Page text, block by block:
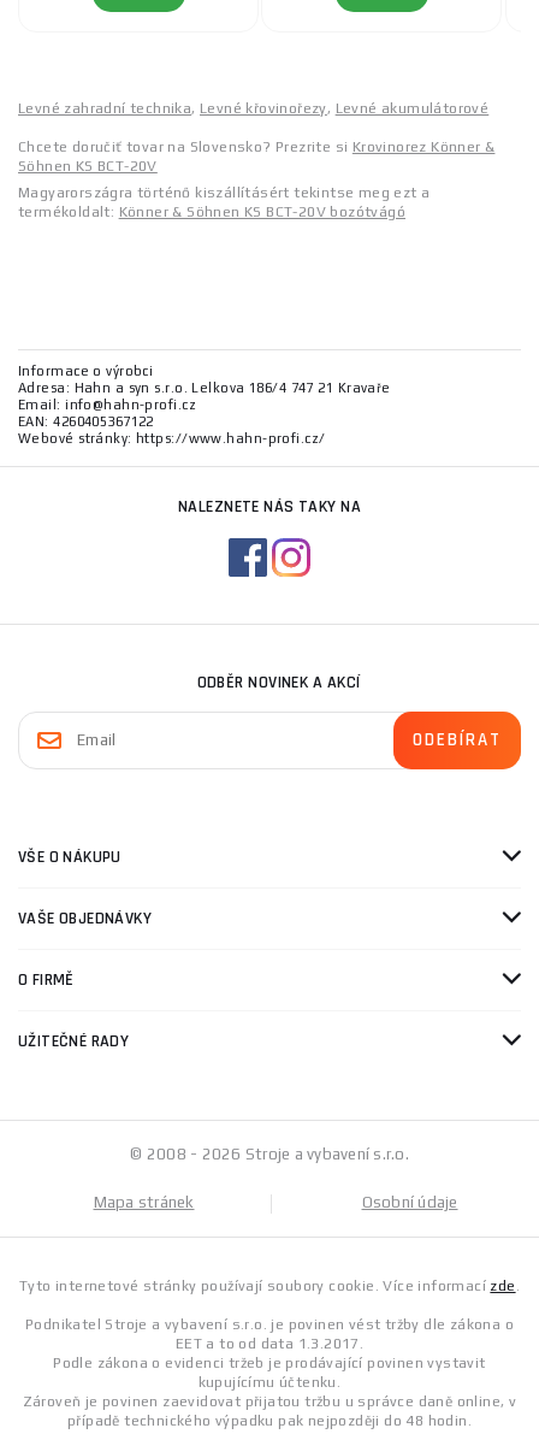
Levné zahradní technika, Levné křovinořezy, Levné akumulátorové
Chcete doručiť tovar na Slovensko? Prezrite si Krovinorez Könner &
Söhnen KS BCT-20V
Magyarországra történő kiszállításért tekintse meg ezt a
termékoldalt: Könner & Söhnen KS BCT-20V bozótvágó
Informace o výrobci
Adresa: Hahn a syn s.r.o. Lelkova 186/4 747 21 Kravaře
Email: info@hahn-profi.cz
EAN: 4260405367122
Webové stránky: https://www.hahn-profi.cz/
NALEZNETE NÁS TAKY NA
ODBĚR NOVINEK A AKCÍ
VŠE O NÁKUPU
VAŠE OBJEDNÁVKY
O FIRMĚ
UŽITEČNÉ RADY
© 2008 - 2026 Stroje a vybavení s.r.o.
Mapa stránek Osobní údaje
Tyto internetové stránky používají soubory cookie. Více informací zde .
Podnikatel Stroje a vybavení s.r.o. je povinen vést tržby dle zákona o
EET a to od data 1.3.2017.
Podle zákona o evidenci tržeb je prodávající povinen vystavit
kupujícímu účtenku.
Zároveň je povinen zaevidovat přijatou tržbu u správce daně online, v
případě technického výpadku pak nejpozději do 48 hodin.